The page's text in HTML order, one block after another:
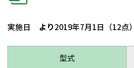
実施日 より2019年7月1日（12点）
型式